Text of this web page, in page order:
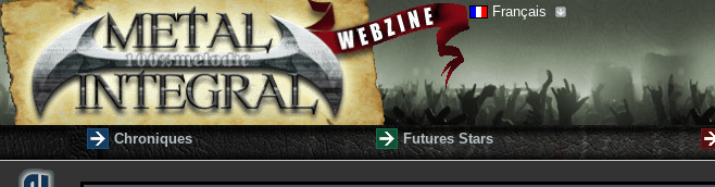
Français
Chroniques Futures Stars